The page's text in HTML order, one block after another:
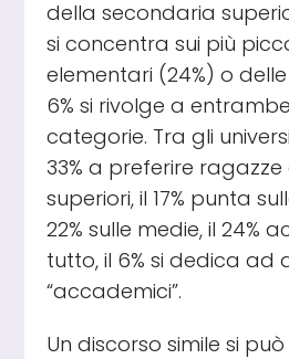
della secondaria
si concentra sui più
elementari (24%) o delle
6% si rivolge a
categorie. Tra gli
33% a preferire
superiori, il 17% punta
22% sulle medie, il 24%
tutto, il 6% si dedica ad
“accademici”.
Un discorso simile si